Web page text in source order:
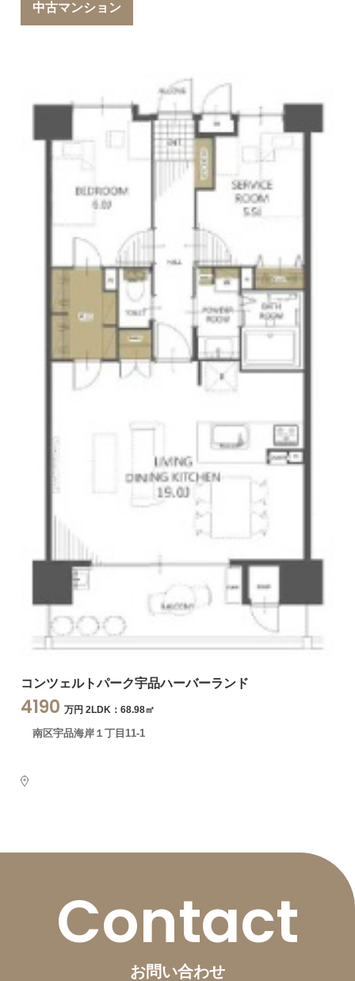
中古マンション
コンツェルトパーク宇品ハーバーランド
4190 万円 2LDK：68.98㎡
南区宇品海岸１丁目11-1
Contact
お問い合わせ